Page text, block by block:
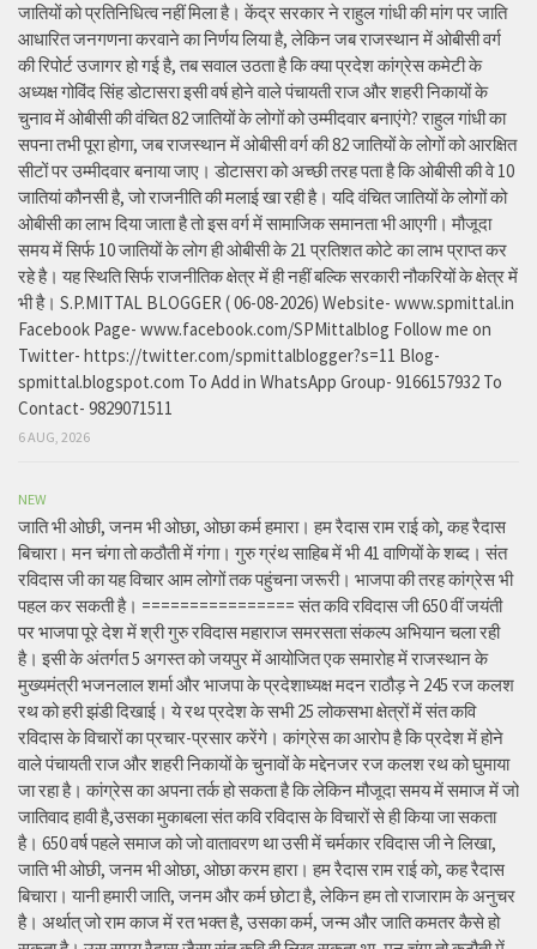
जातियों को प्रतिनिधित्व नहीं मिला है। केंद्र सरकार ने राहुल गांधी की मांग पर जाति
आधारित जनगणना करवाने का निर्णय लिया है, लेकिन जब राजस्थान में ओबीसी वर्ग
की रिपोर्ट उजागर हो गई है, तब सवाल उठता है कि क्या प्रदेश कांग्रेस कमेटी के
अध्यक्ष गोविंद सिंह डोटासरा इसी वर्ष होने वाले पंचायती राज और शहरी निकायों के
चुनाव में ओबीसी की वंचित 82 जातियों के लोगों को उम्मीदवार बनाएंगे? राहुल गांधी का
सपना तभी पूरा होगा, जब राजस्थान में ओबीसी वर्ग की 82 जातियों के लोगों को आरक्षित
सीटों पर उम्मीदवार बनाया जाए। डोटासरा को अच्छी तरह पता है कि ओबीसी की वे 10
जातियां कौनसी है, जो राजनीति की मलाई खा रही है। यदि वंचित जातियों के लोगों को
ओबीसी का लाभ दिया जाता है तो इस वर्ग में सामाजिक समानता भी आएगी। मौजूदा
समय में सिर्फ 10 जातियों के लोग ही ओबीसी के 21 प्रतिशत कोटे का लाभ प्राप्त कर
रहे है। यह स्थिति सिर्फ राजनीतिक क्षेत्र में ही नहीं बल्कि सरकारी नौकरियों के क्षेत्र में
भी है। S.P.MITTAL BLOGGER ( 06-08-2026) Website- www.spmittal.in
Facebook Page- www.facebook.com/SPMittalblog Follow me on
Twitter- https://twitter.com/spmittalblogger?s=11 Blog-
spmittal.blogspot.com To Add in WhatsApp Group- 9166157932 To
Contact- 9829071511
6 AUG, 2026
NEW
जाति भी ओछी, जनम भी ओछा, ओछा कर्म हमारा। हम रैदास राम राई को, कह रैदास
बिचारा। मन चंगा तो कठौती में गंगा। गुरु ग्रंथ साहिब में भी 41 वाणियों के शब्द। संत
रविदास जी का यह विचार आम लोगों तक पहुंचना जरूरी। भाजपा की तरह कांग्रेस भी
पहल कर सकती है। ================ संत कवि रविदास जी 650 वीं जयंती
पर भाजपा पूरे देश में श्री गुरु रविदास महाराज समरसता संकल्प अभियान चला रही
है। इसी के अंतर्गत 5 अगस्त को जयपुर में आयोजित एक समारोह में राजस्थान के
मुख्यमंत्री भजनलाल शर्मा और भाजपा के प्रदेशाध्यक्ष मदन राठौड़ ने 245 रज कलश
रथ को हरी झंडी दिखाई। ये रथ प्रदेश के सभी 25 लोकसभा क्षेत्रों में संत कवि
रविदास के विचारों का प्रचार-प्रसार करेंगे। कांग्रेस का आरोप है कि प्रदेश में होने
वाले पंचायती राज और शहरी निकायों के चुनावों के मद्देनजर रज कलश रथ को घुमाया
जा रहा है। कांग्रेस का अपना तर्क हो सकता है कि लेकिन मौजूदा समय में समाज में जो
जातिवाद हावी है,उसका मुकाबला संत कवि रविदास के विचारों से ही किया जा सकता
है। 650 वर्ष पहले समाज को जो वातावरण था उसी में चर्मकार रविदास जी ने लिखा,
जाति भी ओछी, जनम भी ओछा, ओछा करम हारा। हम रैदास राम राई को, कह रैदास
बिचारा। यानी हमारी जाति, जनम और कर्म छोटा है, लेकिन हम तो राजाराम के अनुचर
है। अर्थात् जो राम काज में रत भक्त है, उसका कर्म, जन्म और जाति कमतर कैसे हो